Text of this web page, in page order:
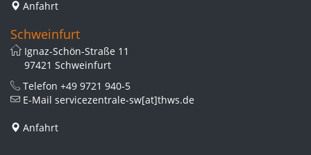
Anfahrt
Schweinfurt
Ignaz-Schön-Straße 11
97421 Schweinfurt
Telefon +49 9721 940-5
E-Mail servicezentrale-sw[at]thws.de
Anfahrt